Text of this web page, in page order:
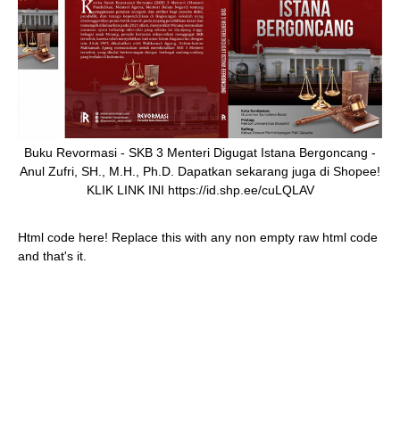
Buku Revormasi - SKB 3 Menteri Digugat Istana Bergoncang -
Anul Zufri, SH., M.H., Ph.D. Dapatkan sekarang juga di Shopee!
KLIK LINK INI https://id.shp.ee/cuLQLAV
Html code here! Replace this with any non empty raw html code
and that's it.